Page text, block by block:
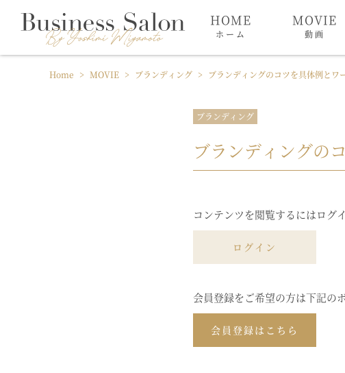
HOME
ホーム
MOVIE
動画
Home > MOVIE > ブランディング > ブランディングのコツを具体例と
ブランディング
ブランディングの
コンテンツを閲覧するにはログ
ログイン
会員登録をご希望の方は下記の
会員登録はこちら